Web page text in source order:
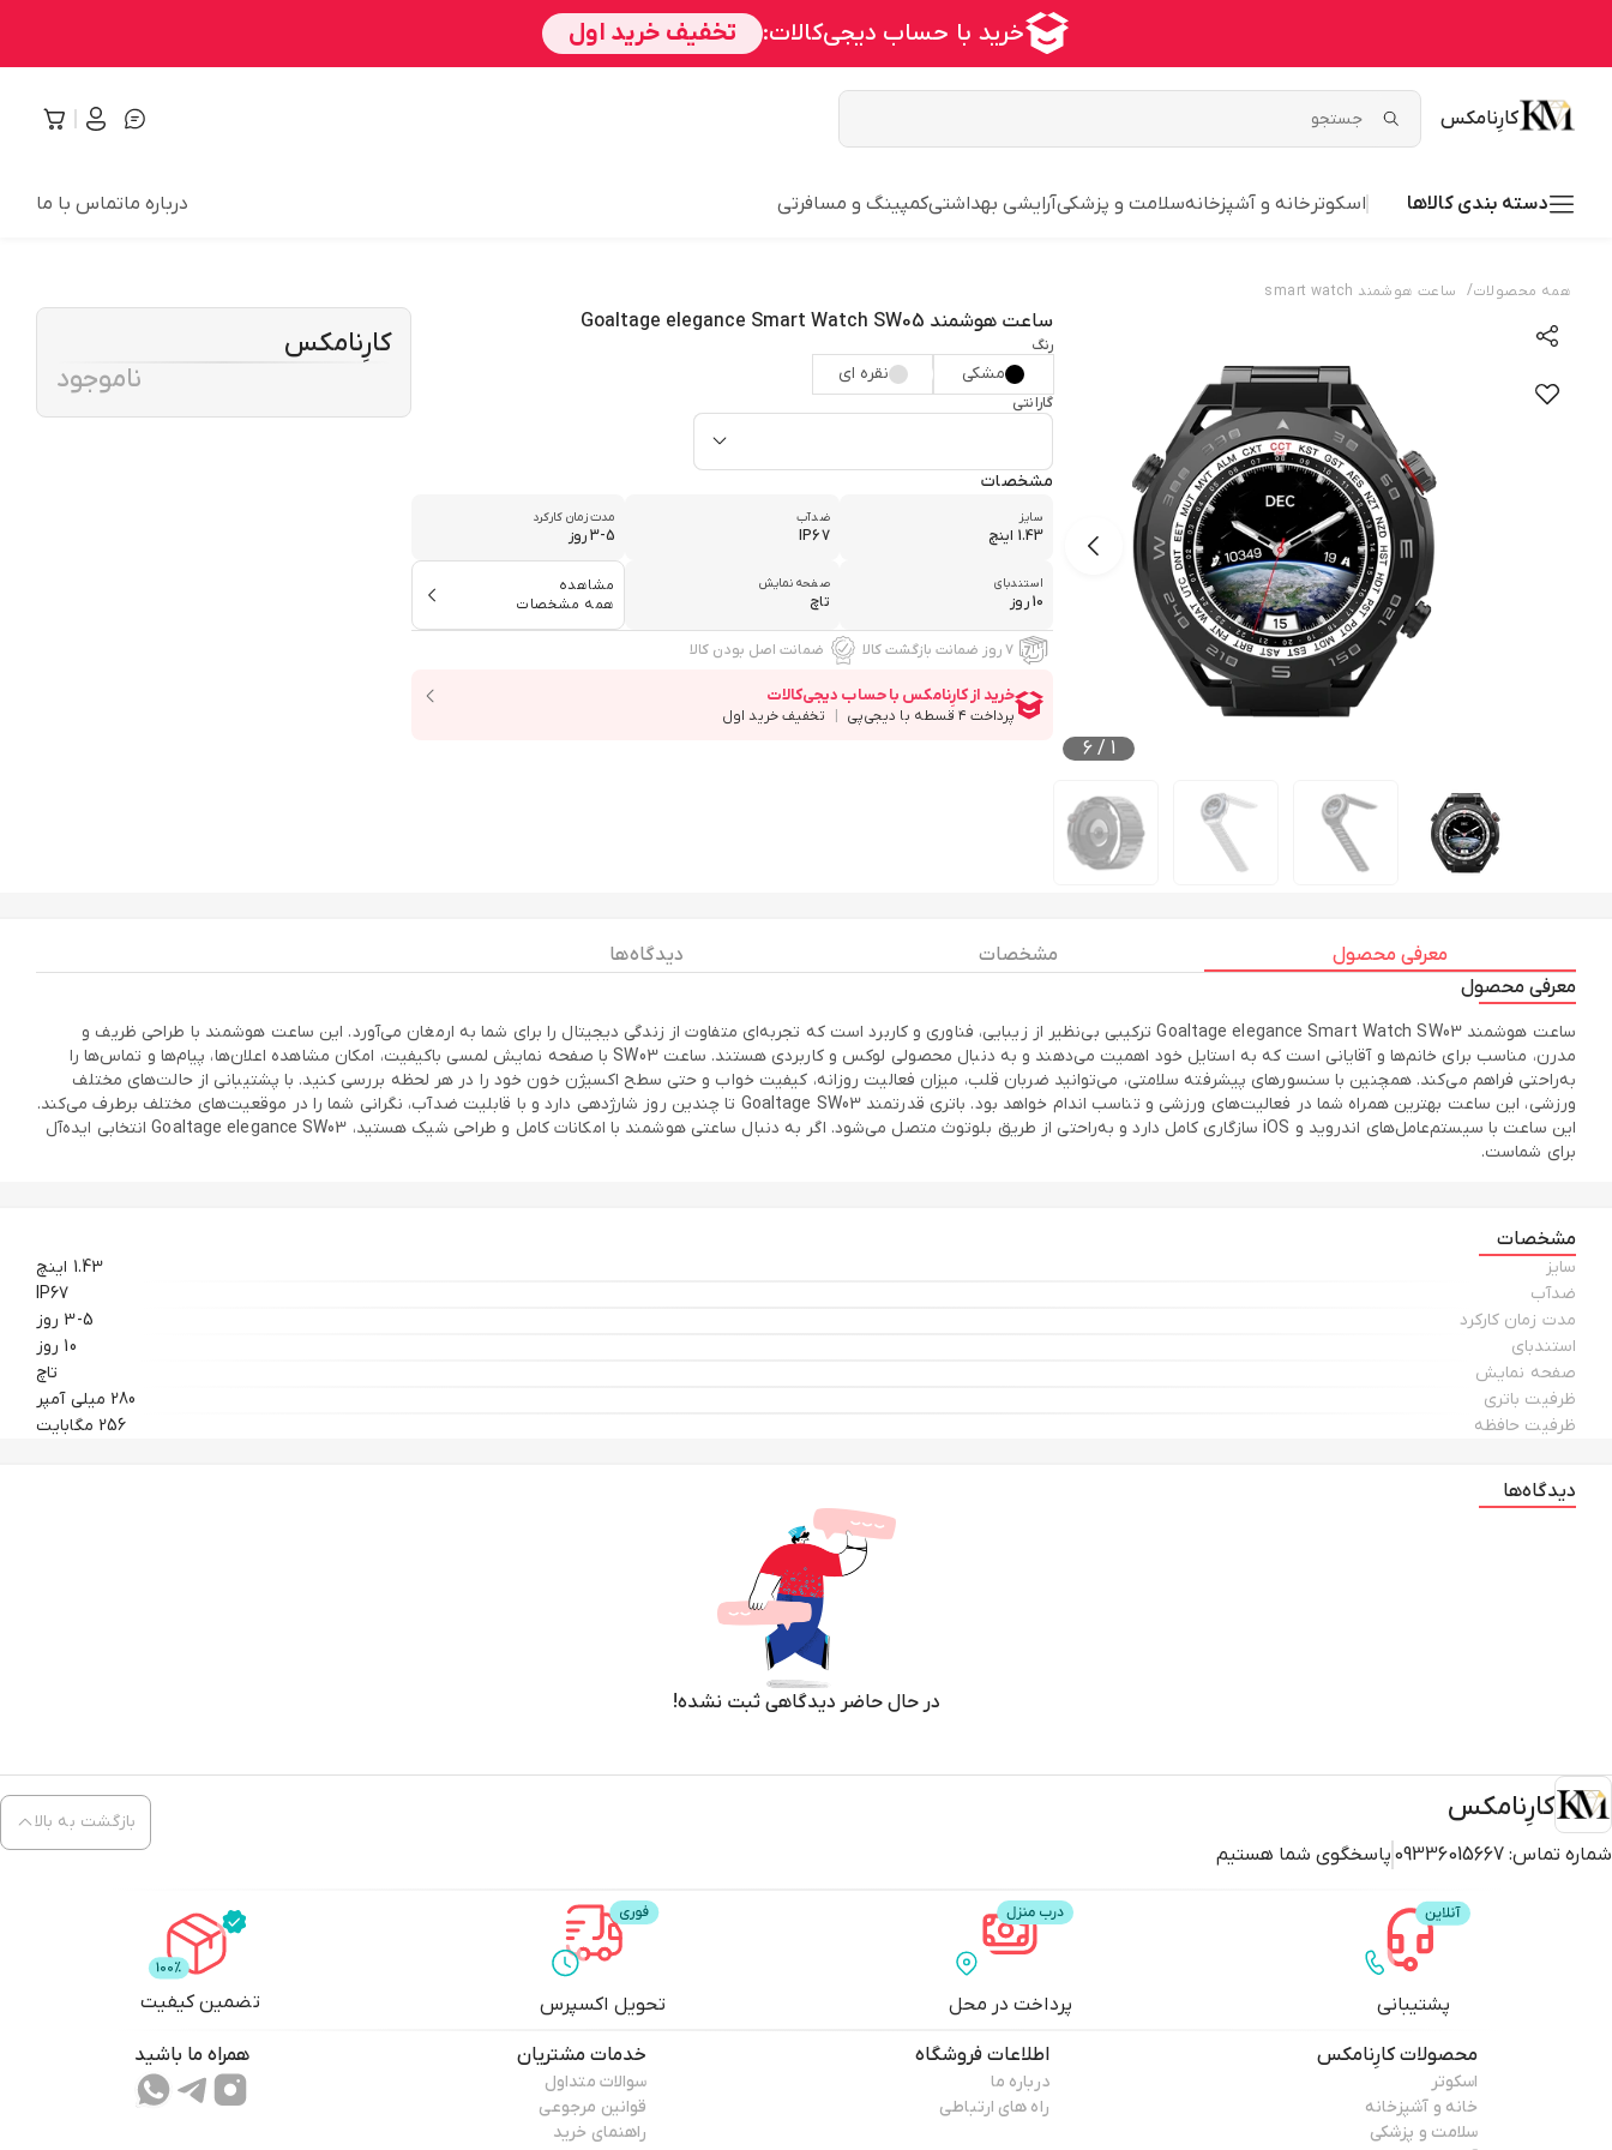
کارِنامکس
دسته بندی کالاها اسکوتر خانه و آشپزخانهسلامت و پزشکیآرایشی بهداشتیکمپینگ و مسافرتی درباره ماتماس با ما
همه محصولات/ ساعت هوشمند smart watch
1
/
6
ساعت هوشمند Goaltage elegance Smart Watch SW05
رنگ
مشکی نقره ای
گارانتی
مشخصات
سایز
1.43 اینچ
ضدآب
IP67
مدت زمان کارکرد
3-5 روز
استندبای
10 روز
صفحه نمایش
تاچ
مشاهده
همه مشخصات
۷ روز ضمانت بازگشت کالا ضمانت اصل بودن کالا
کارِنامکس
ناموجود
معرفی محصول مشخصات
دیدگاه ها
معرفی محصول
ساعت هوشمند Goaltage elegance Smart Watch SW03 ترکیبی بی‌نظیر از زیبایی، فناوری و کاربرد است که تجربه‌ای متفاوت از زندگی دیجیتال را برای شما به ارمغان می‌آورد. این ساعت هوشمند با طراحی ظریف و
مدرن، مناسب برای خانم‌ها و آقایانی است که به استایل خود اهمیت می‌دهند و به دنبال محصولی لوکس و کاربردی هستند. ساعت SW03 با صفحه نمایش لمسی باکیفیت، امکان مشاهده اعلان‌ها، پیام‌ها و تماس‌ها را
به‌راحتی فراهم می‌کند. همچنین با سنسورهای پیشرفته سلامتی، می‌توانید ضربان قلب، میزان فعالیت روزانه، کیفیت خواب و حتی سطح اکسیژن خون خود را در هر لحظه بررسی کنید. با پشتیبانی از حالت‌های مختلف
ورزشی، این ساعت بهترین همراه شما در فعالیت‌های ورزشی و تناسب اندام خواهد بود. باتری قدرتمند Goaltage SW03 تا چندین روز شارژدهی دارد و با قابلیت ضدآب، نگرانی شما را در موقعیت‌های مختلف برطرف می‌کند.
این ساعت با سیستم‌عامل‌های اندروید و iOS سازگاری کامل دارد و به‌راحتی از طریق بلوتوث متصل می‌شود. اگر به دنبال ساعتی هوشمند با امکانات کامل و طراحی شیک هستید، Goaltage elegance SW03 انتخابی ایده‌آل
برای شماست.
مشخصات
سایز
1.43 اینچ
ضدآب
IP67
مدت زمان کارکرد
3-5 روز
استندبای
10 روز
صفحه نمایش
تاچ
ظرفیت باتری
280 میلی آمپر
ظرفیت حافظه
256 مگابایت
دیدگاه‌ها
در حال حاضر دیدگاهی ثبت نشده!
کارِنامکس
شماره تماس: 09336015667 پاسخگوی شما هستیم
بازگشت به بالا
پشتیبانی پرداخت در محل تحویل اکسپرس تضمین کیفیت
محصولاتکارِنامکس
اسکوتر
خانه و آشپزخانه
سلامت و پزشکی
اطلاعات فروشگاه
درباره ما
راه های ارتباطی
خدمات مشتریان
سوالات متداول
قوانین مرجوعی
راهنمای خرید
همراه ما باشید